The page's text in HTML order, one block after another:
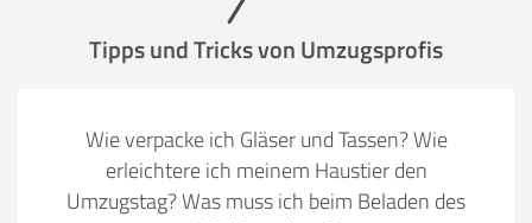
Tipps und Tricks von Umzugsprofis
Wie verpacke ich Gläser und Tassen? Wie
erleichtere ich meinem Haustier den
Umzugstag? Was muss ich beim Beladen des